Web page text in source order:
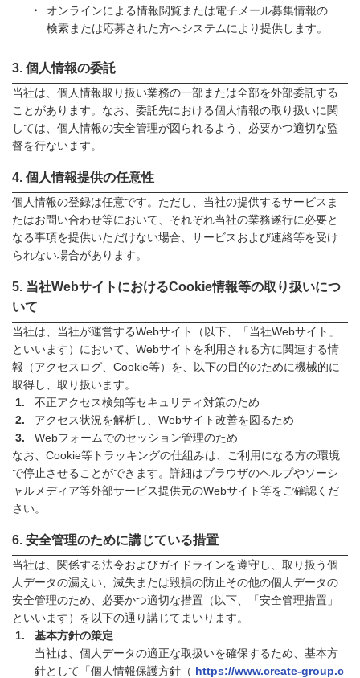
オンラインによる情報閲覧または電子メール募集情報の
検索または応募された方へシステムにより提供します。
個人情報の委託
当社は、個人情報取り扱い業務の一部または全部を外部委託する
ことがあります。なお、委託先における個人情報の取り扱いに関
しては、個人情報の安全管理が図られるよう、必要かつ適切な監
督を行ないます。
個人情報提供の任意性
個人情報の登録は任意です。ただし、当社の提供するサービスま
たはお問い合わせ等において、それぞれ当社の業務遂行に必要と
なる事項を提供いただけない場合、サービスおよび連絡等を受け
られない場合があります。
当社WebサイトにおけるCookie情報等の取り扱いにつ
いて
当社は、当社が運営するWebサイト（以下、「当社Webサイト」
といいます）において、Webサイトを利用される方に関連する情
報（アクセスログ、Cookie等）を、以下の目的のために機械的に
取得し、取り扱います。
不正アクセス検知等セキュリティ対策のため
アクセス状況を解析し、Webサイト改善を図るため
Webフォームでのセッション管理のため
なお、Cookie等トラッキングの仕組みは、ご利用になる方の環境
で停止させることができます。詳細はブラウザのヘルプやソーシ
ャルメディア等外部サービス提供元のWebサイト等をご確認くだ
さい。
安全管理のために講じている措置
当社は、関係する法令およびガイドラインを遵守し、取り扱う個
人データの漏えい、滅失または毀損の防止その他の個人データの
安全管理のため、必要かつ適切な措置（以下、「安全管理措置」
といいます）を以下の通り講じてまいります。
基本方針の策定
当社は、個人データの適正な取扱いを確保するため、基本方
針として「個人情報保護方針（ https://www.create-group.c